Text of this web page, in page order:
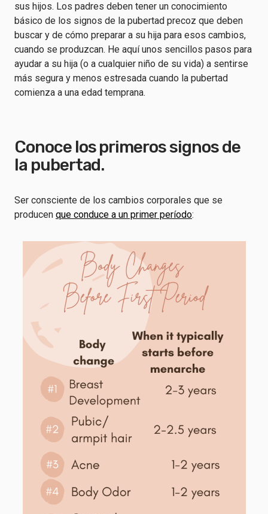
sus hijos. Los padres deben tener un conocimiento
básico de los signos de la pubertad precoz que deben
buscar y de cómo preparar a su hija para esos cambios,
cuando se produzcan. He aquí unos sencillos pasos para
ayudar a su hija (o a cualquier niño de su vida) a sentirse
más segura y menos estresada cuando la pubertad
comienza a una edad temprana.
Conoce los primeros signos de
la pubertad.
Ser consciente de los cambios corporales que se
producen que conduce a un primer período: